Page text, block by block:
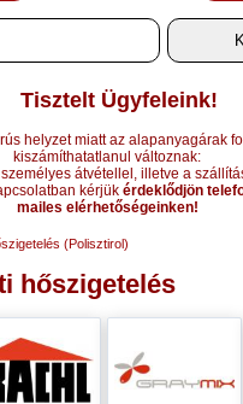
Tisztelt Ügyfeleink!
helyzet miatt az alapanyagárak
kiszámíthatatlanul változnak:
átvétellel, illetve a
kérjük érdeklődjön
mailes elérhetőségeinken!
(Polisztirol)
hőszigetelés